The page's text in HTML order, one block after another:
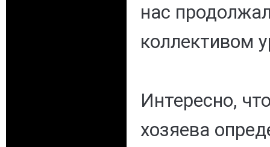
нас
коллективом
Интересно,
хозяева